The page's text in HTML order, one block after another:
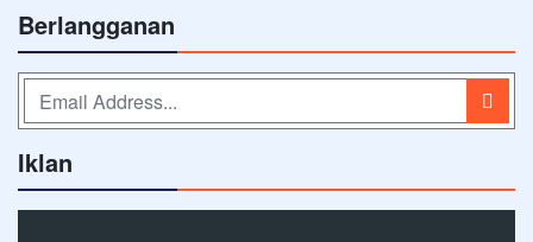
Berlangganan
Iklan